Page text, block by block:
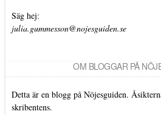
Säg hej:
julia.gummesson@nojesguiden.se
OM BLOGGAR PÅ
Detta är en blogg på Nöjesguiden.
skribentens.